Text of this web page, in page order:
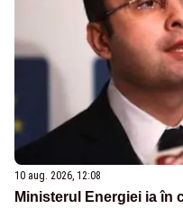
10 aug. 2026, 12:08
Ministerul Energiei ia în